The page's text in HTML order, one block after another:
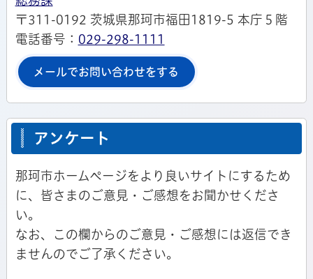
〒311-0192 茨城県那珂市福田1819-5 本庁５階
電話番号： 029-298-1111
メールでお問い合わせをする
アンケート
那珂市ホームページをより良いサイトにするため
に、皆さまのご意見・ご感想をお聞かせくださ
い。
なお、この欄からのご意見・ご感想には返信でき
ませんのでご了承ください。